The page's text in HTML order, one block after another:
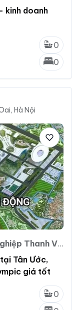
kinh doanh
0
0
Hà Nội
Văn -Tân Ước
Tân Ước,
giá tốt
0